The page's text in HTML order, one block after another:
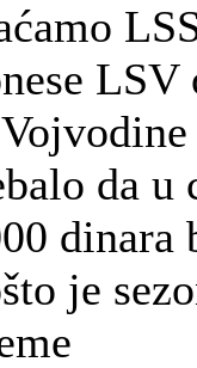
da u
dinara
je